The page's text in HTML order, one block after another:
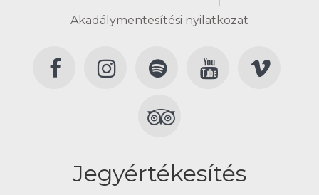
Akadálymentesítési nyilatkozat
Jegyértékesítés